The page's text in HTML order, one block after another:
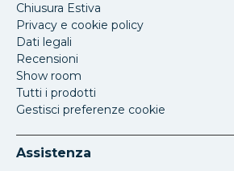
Chiusura Estiva
Privacy e cookie policy
Dati legali
Recensioni
Show room
Tutti i prodotti
Gestisci preferenze cookie
Assistenza